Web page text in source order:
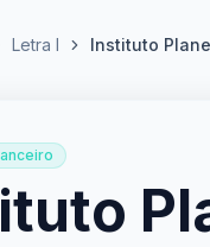
Letra I Instituto